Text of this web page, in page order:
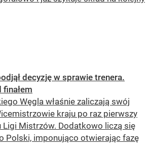
decyzję w sprawie trenera.
Węgla właśnie zaliczają swój
kraju po raz pierwszy
Ligi Mistrzów. Dodatkowo liczą się
Polski, imponująco otwierając fazę